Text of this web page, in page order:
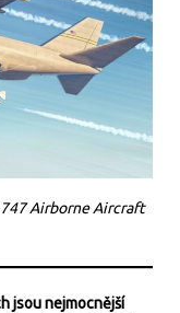
Airborne Aircraft
jsou nejmocnější